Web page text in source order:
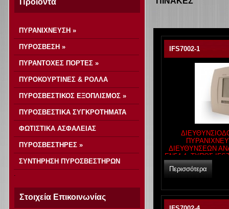
Προϊόντα
ΠΥΡΑΝΙΧΝΕΥΣΗ »
ΠΥΡΟΣΒΕΣΗ »
ΠΥΡΑΝΤΟΧΕΣ ΠΟΡΤΕΣ »
ΠΥΡΟΚΟΥΡΤΙΝΕΣ & ΡΟΛΛΑ
ΠΥΡΟΣΒΕΣΤΙΚΟΣ ΕΞΟΠΛΙΣΜΟΣ »
ΠΥΡΟΣΒΕΣΤΙΚΑ ΣΥΓΚΡΟΤΗΜΑΤΑ
ΦΩΤΙΣΤΙΚΑ ΑΣΦΑΛΕΙΑΣ
ΠΥΡΟΣΒΕΣΤΗΡΕΣ »
ΣΥΝΤΗΡΗΣΗ ΠΥΡΟΣΒΕΣΤΗΡΩΝ
Στοιχεία Επικοινωνίας
IFS7002-1
ΔΙΕΥΘΥΝΣΕΩΝ
EN54-4, ΤΥΠΟΣ
Περισσότερα